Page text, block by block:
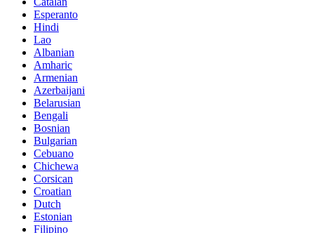
Esperanto
Hindi
Lao
Albanian
Amharic
Armenian
Azerbaijani
Belarusian
Bengali
Bosnian
Bulgarian
Cebuano
Chichewa
Corsican
Croatian
Dutch
Estonian
Filipino